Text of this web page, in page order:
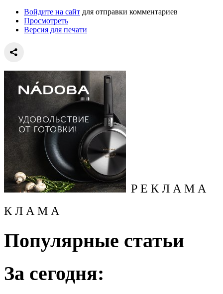
Войдите на сайт для отправки комментариев
Просмотреть
Версия для печати
Р Е К Л А М А
К Л А М А
Популярные статьи
За сегодня: